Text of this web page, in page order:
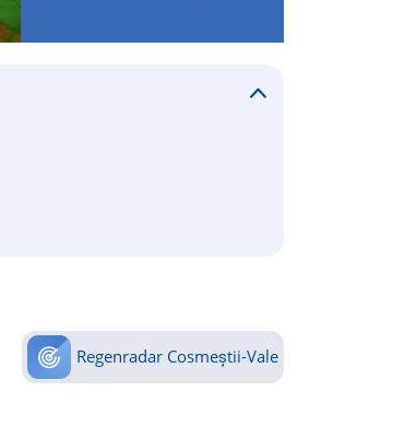
Regenradar Cosmeștii-Vale